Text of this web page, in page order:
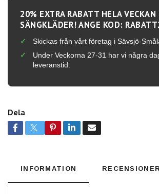
20% EXTRA RABATT HELA VECKAN
SÄNGKLÄDER! ANGE KOD:
Skickas från vårt företag i Sävsjö-
Under Veckorna 27-31 har vi några
leveranstid.
Dela
INFORMATION RECENSIONER